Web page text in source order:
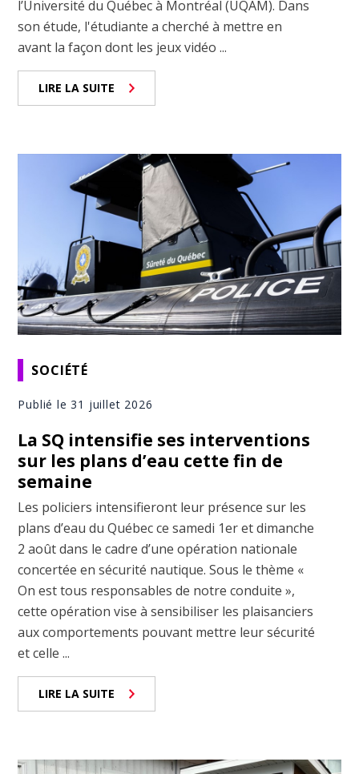
l’Université du Québec à Montréal (UQAM). Dans
son étude, l'étudiante a cherché à mettre en
avant la façon dont les jeux vidéo ...
LIRE LA SUITE
SOCIÉTÉ
Publié le 31 juillet 2026
La SQ intensifie ses interventions
sur les plans d’eau cette fin de
semaine
Les policiers intensifieront leur présence sur les
plans d’eau du Québec ce samedi 1er et dimanche
2 août dans le cadre d’une opération nationale
concertée en sécurité nautique. Sous le thème «
On est tous responsables de notre conduite »,
cette opération vise à sensibiliser les plaisanciers
aux comportements pouvant mettre leur sécurité
et celle ...
LIRE LA SUITE